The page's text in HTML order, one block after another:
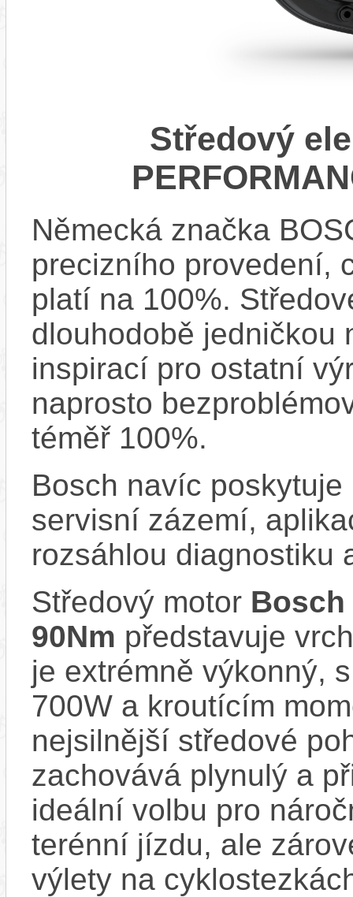
Středový
Německá značka
precizního provedení,
platí na 100%.
dlouhodobě jedničkou
inspirací pro ostatní
naprosto
téměř 100%.
Bosch navíc
servisní zázemí,
rozsáhlou diagnostiku
Středový motor Bosch
90Nm představuje
je extrémně výkonný,
700W a kroutícím
nejsilnější středové
zachovává plynulý a
ideální volbu pro
terénní jízdu, ale
výlety na